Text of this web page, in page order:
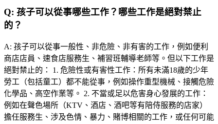
Q: 孩子可以從事哪些工作？哪些工作是絕對禁止
的？
A: 孩子可以從事一般性、非危險、非有害的工作，例如便利
商店店員、速食店服務生、補習班輔導老師等。但以下工作是
絕對禁止的： 1. 危險性或有害性工作：所有未滿18歲的少年
勞工（包括童工）都不能從事，例如操作重型機械、接觸危險
化學品、高空作業等。 2. 不當或足以危害身心發展的工作：
例如在聲色場所（KTV、酒店、酒吧等有陪侍服務的店家）
擔任服務生、涉及色情、暴力、賭博相關的工作，或任何可能